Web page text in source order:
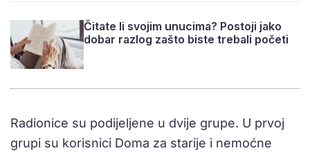
Čitate li svojim unucima? Postoji jako
dobar razlog zašto biste trebali početi
Radionice su podijeljene u dvije grupe. U prvoj
grupi su korisnici Doma za starije i nemoćne